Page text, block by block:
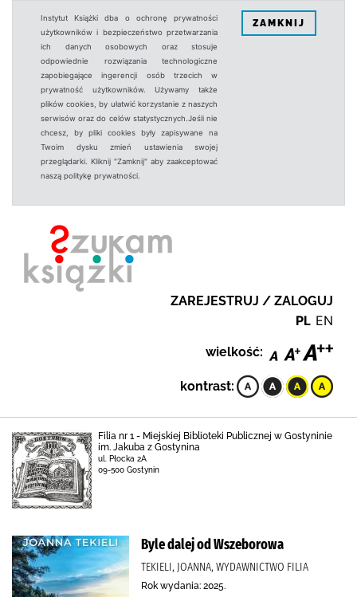
Instytut Książki dba o ochronę prywatności
użytkowników i bezpieczeństwo przetwarzania
ich danych osobowych oraz stosuje
odpowiednie rozwiązania technologiczne
zapobiegające ingerencji osób trzecich w
prywatność użytkowników. Używamy także
plików cookies, by ułatwić korzystanie z naszych
serwisów oraz do celów statystycznych.Jeśli nie
chcesz, by pliki cookies były zapisywane na
Twoim dysku zmień ustawienia swojej
przeglądarki. Kliknij "Zamknij" aby zaakceptować
naszą politykę prywatności.
ZAMKNIJ
ZAREJESTRUJ / ZALOGUJ
PL EN
wielkość:
kontrast:
Filia nr 1 - Miejskiej Biblioteki Publicznej w Gostyninie
im. Jakuba z Gostynina
ul. Płocka 2A
09-500 Gostynin
Byle dalej od Wszeborowa
TEKIELI, JOANNA, WYDAWNICTWO FILIA
Rok wydania: 2025.